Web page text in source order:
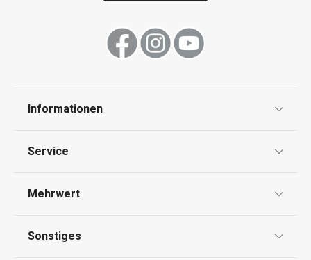
Informationen
Impressum
Service
Kontaktformular
Mehrwert
Sonstiges